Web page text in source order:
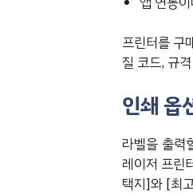
프린터를 구
질 코드, 규
인쇄 옵
라벨을 출력
레이저 프린
택지]와 [최